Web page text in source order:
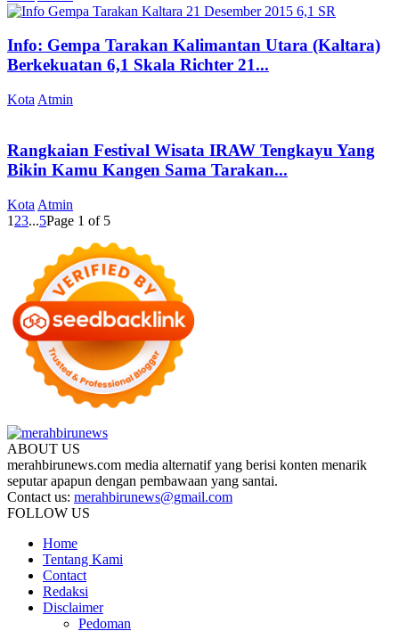
Info: Gempa Tarakan Kalimantan Utara (Kaltara)
Berkekuatan 6,1 Skala Richter 21...
Kota Atmin
Rangkaian Festival Wisata IRAW Tengkayu Yang
Bikin Kamu Kangen Sama Tarakan...
Kota Atmin
1 23...5Page 1 of 5
ABOUT US
merahbirunews.com media alternatif yang berisi konten menarik
seputar apapun dengan pembawaan yang santai.
Contact us: merahbirunews@gmail.com
FOLLOW US
Home
Tentang Kami
Contact
Redaksi
Disclaimer
Pedoman